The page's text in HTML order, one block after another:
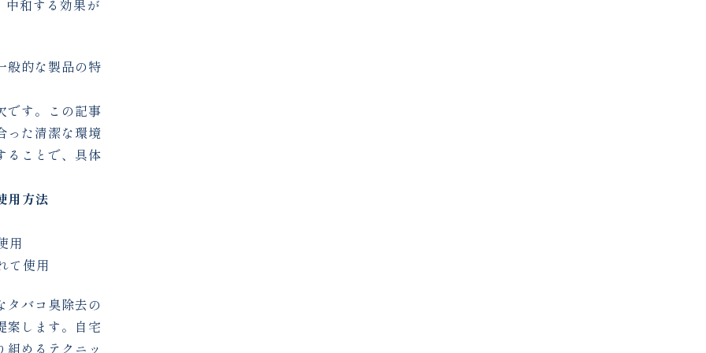
中和する効果が
般的な製品の特
です。この記事
った清潔な環境
ることで、具体
用方法
用
て使用
タバコ臭除去の
案します。自宅
組めるテクニッ